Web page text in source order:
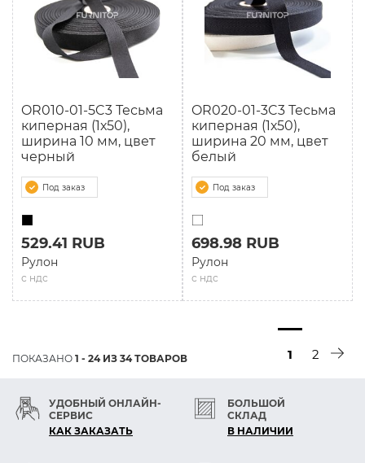
OR010-01-5C3 Тесьма
киперная (1х50),
ширина 10 мм, цвет
черный
Под заказ
с ндс
529.41 RUB
Рулон
OR020-01-3C3 Тесьма
киперная (1х50),
ширина 20 мм, цвет
белый
Под заказ
с ндс
698.98 RUB
Рулон
ПОКАЗАНО 1 - 24 ИЗ 34 ТОВАРОВ 1 2
УДОБНЫЙ ОНЛАЙН-
СЕРВИС
КАК ЗАКАЗАТЬ
БОЛЬШОЙ
СКЛАД
В НАЛИЧИИ